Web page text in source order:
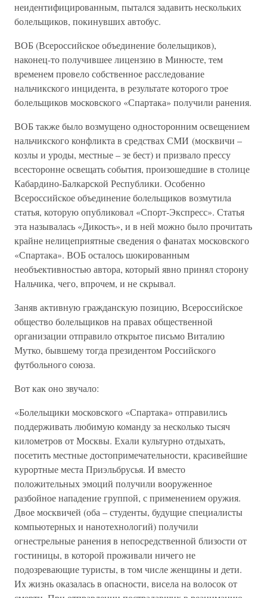
неидентифицированным, пытался задавить нескольких
болельщиков, покинувших автобус.
ВОБ (Всероссийское объединение болельщиков),
наконец-то получившее лицензию в Минюсте, тем
временем провело собственное расследование
нальчикского инцидента, в результате которого трое
болельщиков московского «Спартака» получили ранения.
ВОБ также было возмущено односторонним освещением
нальчикского конфликта в средствах СМИ (москвичи –
козлы и уроды, местные – зе бест) и призвало прессу
всесторонне освещать события, произошедшие в столице
Кабардино-Балкарской Республики. Особенно
Всероссийское объединение болельщиков возмутила
статья, которую опубликовал «Спорт-Экспресс». Статья
эта называлась «Дикость», и в ней можно было прочитать
крайне нелицеприятные сведения о фанатах московского
«Спартака». ВОБ осталось шокированным
необъективностью автора, который явно принял сторону
Нальчика, чего, впрочем, и не скрывал.
Заняв активную гражданскую позицию, Всероссийское
общество болельщиков на правах общественной
организации отправило открытое письмо Виталию
Мутко, бывшему тогда президентом Российского
футбольного союза.
Вот как оно звучало:
«Болельщики московского «Спартака» отправились
поддерживать любимую команду за несколько тысяч
километров от Москвы. Ехали культурно отдыхать,
посетить местные достопримечательности, красивейшие
курортные места Приэльбрусья. И вместо
положительных эмоций получили вооруженное
разбойное нападение группой, с применением оружия.
Двое москвичей (оба – студенты, будущие специалисты
компьютерных и нанотехнологий) получили
огнестрельные ранения в непосредственной близости от
гостиницы, в которой проживали ничего не
подозревающие туристы, в том числе женщины и дети.
Их жизнь оказалась в опасности, висела на волосок от